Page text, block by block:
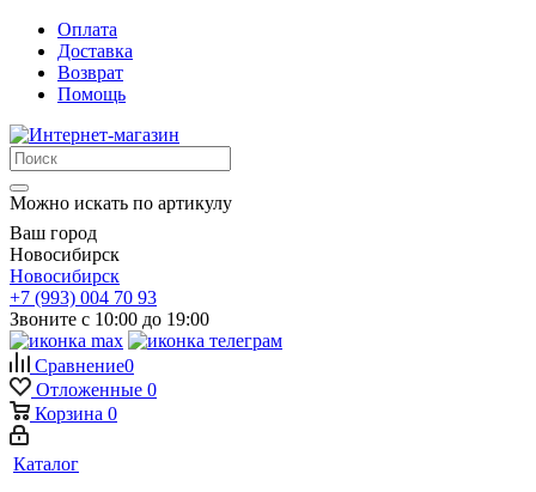
Оплата
Доставка
Возврат
Помощь
Можно искать по артикулу
Ваш город
Новосибирск
Новосибирск
+7 (993) 004 70 93
Звоните с 10:00 до 19:00
Сравнение0
Отложенные 0
Корзина 0
Каталог